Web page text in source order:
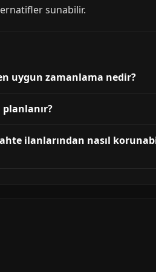
sunabilir.
uygun zamanlama nedir?
ilanlarından nasıl